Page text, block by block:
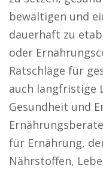
bewältigen und
dauerhaft zu
oder
Ratschläge für
auch langfristige
Gesundheit und
für Ernährung,
Nährstoffen,